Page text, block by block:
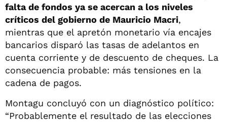
falta de fondos ya se acercan a los niveles
críticos del gobierno de Mauricio Macri,
mientras que el apretón monetario vía encajes
bancarios disparó las tasas de adelantos en
cuenta corriente y de descuento de cheques. La
consecuencia probable: más tensiones en la
cadena de pagos.
Montagu concluyó con un diagnóstico político:
“Probablemente el resultado de las elecciones